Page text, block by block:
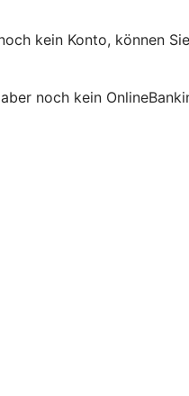
kein Konto, können
noch kein